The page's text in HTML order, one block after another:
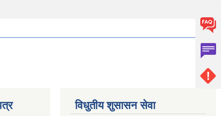
विधुतीय शुसासन सेवा